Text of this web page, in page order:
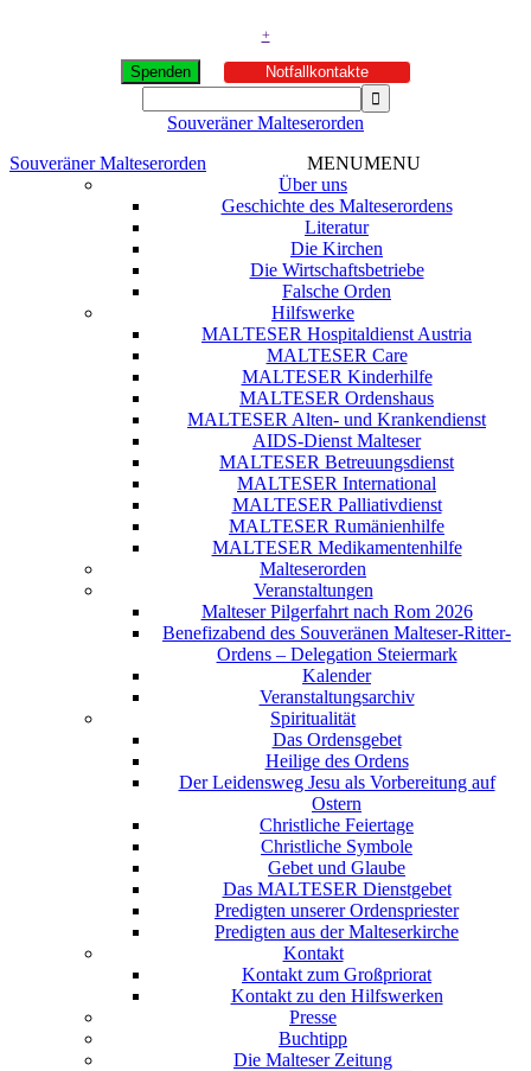
+
Spenden Notfallkontakte
Souveräner Malteserorden
Souveräner Malteserorden
MENUMENU
Über uns
Geschichte des Malteserordens
Literatur
Die Kirchen
Die Wirtschaftsbetriebe
Falsche Orden
Hilfswerke
MALTESER Hospitaldienst Austria
MALTESER Care
MALTESER Kinderhilfe
MALTESER Ordenshaus
MALTESER Alten- und Krankendienst
AIDS-Dienst Malteser
MALTESER Betreuungsdienst
MALTESER International
MALTESER Palliativdienst
MALTESER Rumänienhilfe
MALTESER Medikamentenhilfe
Malteserorden
Veranstaltungen
Malteser Pilgerfahrt nach Rom 2026
Benefizabend des Souveränen Malteser-Ritter-
Ordens – Delegation Steiermark
Kalender
Veranstaltungsarchiv
Spiritualität
Das Ordensgebet
Heilige des Ordens
Der Leidensweg Jesu als Vorbereitung auf
Ostern
Christliche Feiertage
Christliche Symbole
Gebet und Glaube
Das MALTESER Dienstgebet
Predigten unserer Ordenspriester
Predigten aus der Malteserkirche
Kontakt
Kontakt zum Großpriorat
Kontakt zu den Hilfswerken
Presse
Buchtipp
Die Malteser Zeitung